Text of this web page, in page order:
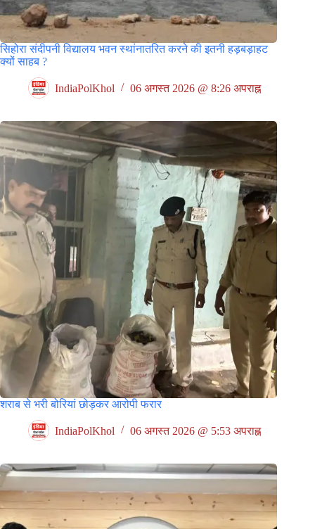
सिहोरा संदीपनी विद्यालय भवन स्थांनातरित करने की इतनी हड़बड़ाहट
क्यों साहब ?
IndiaPolKhol 06 अगस्त 2026 @ 8:26 अपराह्न
शराब से भरी बोरियां छोड़कर आरोपी फरार
IndiaPolKhol 06 अगस्त 2026 @ 5:53 अपराह्न